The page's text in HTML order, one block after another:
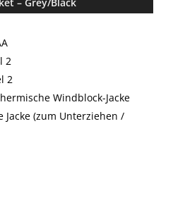
2
2
Windblock-Jacke
Jacke (zum Unterziehen /